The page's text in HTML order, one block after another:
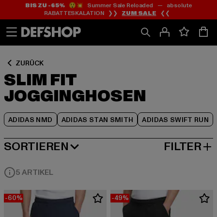
Zum
Inhalt
springen
Zum
Fußzeile
springen
BIS ZU -65%😲💥 Summer Sale Reloaded — absolute
RABATTESKALATION ❯❯ ZUM SALE ❮❮
ZURÜCK
SLIM FIT
JOGGINGHOSEN
ADIDAS NMD ADIDAS STAN SMITH ADIDAS SWIFT RUN
Zum
Produktraster
springen
SORTIEREN
BELIEBTESTE FILTER
5 ARTIKEL
-60% -49%